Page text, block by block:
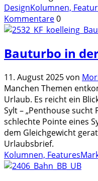
DesignKolumnen,
Kommentare0
Bauturbo in
11. August 2025von
Manchen Themen
Urlaub. Es reicht ein
Sylt – „Penthouse sucht
schlechte Pointe eines
dem Gleichgewicht
Urlaubsbrief.
Kolumnen, Features